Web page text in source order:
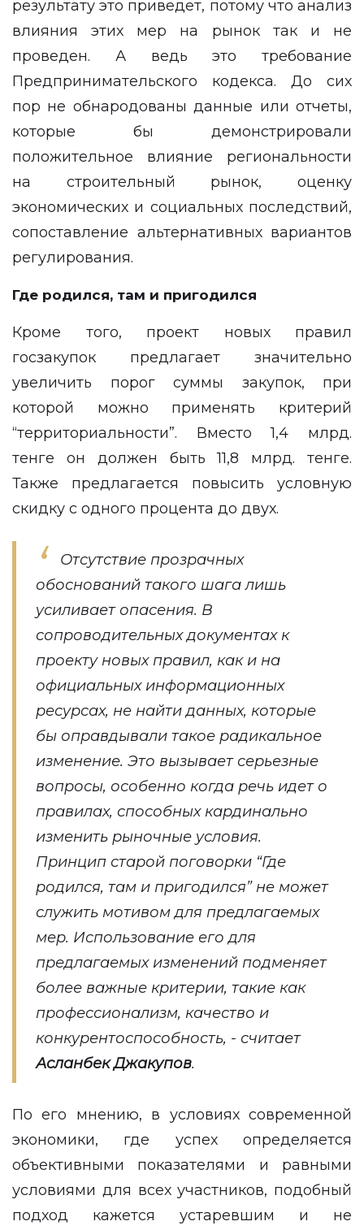
результату это приведет, потому что анализ
влияния этих мер на рынок так и не
проведен. А ведь это требование
Предпринимательского кодекса. До сих
пор не обнародованы данные или отчеты,
которые бы демонстрировали
положительное влияние региональности
на строительный рынок, оценку
экономических и социальных последствий,
сопоставление альтернативных вариантов
регулирования.
Где родился, там и пригодился
Кроме того, проект новых правил
госзакупок предлагает значительно
увеличить порог суммы закупок, при
которой можно применять критерий
“территориальности”. Вместо 1,4 млрд.
тенге он должен быть 11,8 млрд. тенге.
Также предлагается повысить условную
скидку с одного процента до двух.
Отсутствие прозрачных
обоснований такого шага лишь
усиливает опасения. В
сопроводительных документах к
проекту новых правил, как и на
официальных информационных
ресурсах, не найти данных, которые
бы оправдывали такое радикальное
изменение. Это вызывает серьезные
вопросы, особенно когда речь идет о
правилах, способных кардинально
изменить рыночные условия.
Принцип старой поговорки “Где
родился, там и пригодился” не может
служить мотивом для предлагаемых
мер. Использование его для
предлагаемых изменений подменяет
более важные критерии, такие как
профессионализм, качество и
конкурентоспособность, - считает
Асланбек Джакупов.
По его мнению, в условиях современной
экономики, где успех определяется
объективными показателями и равными
условиями для всех участников, подобный
подход кажется устаревшим и не